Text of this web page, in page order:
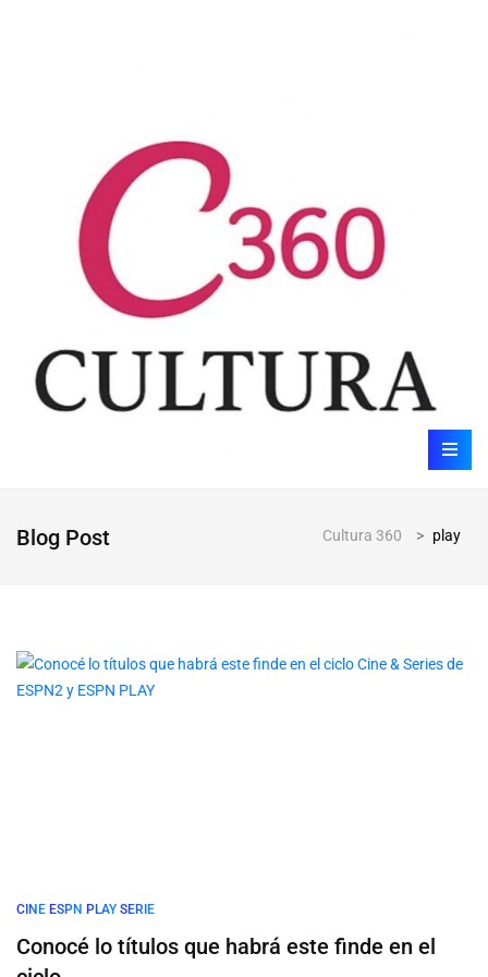
Blog Post Cultura 360 > play
CINE ESPN PLAY SERIE
Conocé lo títulos que habrá este finde en el